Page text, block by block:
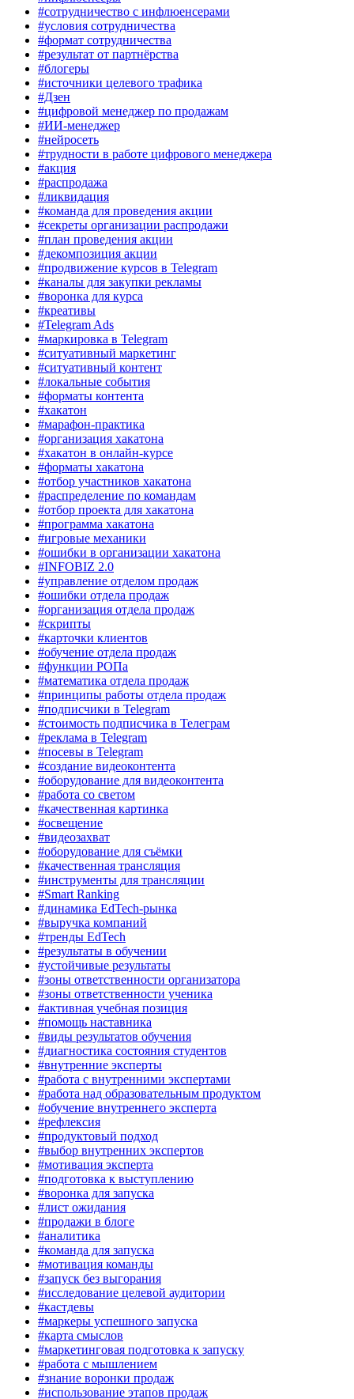
#сотрудничество с инфлюенсерами
#условия сотрудничества
#формат сотрудничества
#результат от партнёрства
#блогеры
#источники целевого трафика
#Дзен
#цифровой менеджер по продажам
#ИИ-менеджер
#нейросеть
#трудности в работе цифрового менеджера
#акция
#распродажа
#ликвидация
#команда для проведения акции
#секреты организации распродажи
#план проведения акции
#декомпозиция акции
#продвижение курсов в Telegram
#каналы для закупки рекламы
#воронка для курса
#креативы
#Telegram Ads
#маркировка в Telegram
#ситуативный маркетинг
#ситуативный контент
#локальные события
#форматы контента
#хакатон
#марафон-практика
#организация хакатона
#хакатон в онлайн-курсе
#форматы хакатона
#отбор участников хакатона
#распределение по командам
#отбор проекта для хакатона
#программа хакатона
#игровые механики
#ошибки в организации хакатона
#INFOBIZ 2.0
#управление отделом продаж
#ошибки отдела продаж
#организация отдела продаж
#скрипты
#карточки клиентов
#обучение отдела продаж
#функции РОПа
#математика отдела продаж
#принципы работы отдела продаж
#подписчики в Telegram
#стоимость подписчика в Телеграм
#реклама в Telegram
#посевы в Telegram
#создание видеоконтента
#оборудование для видеоконтента
#работа со светом
#качественная картинка
#освещение
#видеозахват
#оборудование для съёмки
#качественная трансляция
#инструменты для трансляции
#Smart Ranking
#динамика EdTech-рынка
#выручка компаний
#тренды EdTech
#результаты в обучении
#устойчивые результаты
#зоны ответственности организатора
#зоны ответственности ученика
#активная учебная позиция
#помощь наставника
#виды результатов обучения
#диагностика состояния студентов
#внутренние эксперты
#работа с внутренними экспертами
#работа над образовательным продуктом
#обучение внутреннего эксперта
#рефлексия
#продуктовый подход
#выбор внутренних экспертов
#мотивация эксперта
#подготовка к выступлению
#воронка для запуска
#лист ожидания
#продажи в блоге
#аналитика
#команда для запуска
#мотивация команды
#запуск без выгорания
#исследование целевой аудитории
#кастдевы
#маркеры успешного запуска
#карта смыслов
#маркетинговая подготовка к запуску
#работа с мышлением
#знание воронки продаж
#использование этапов продаж